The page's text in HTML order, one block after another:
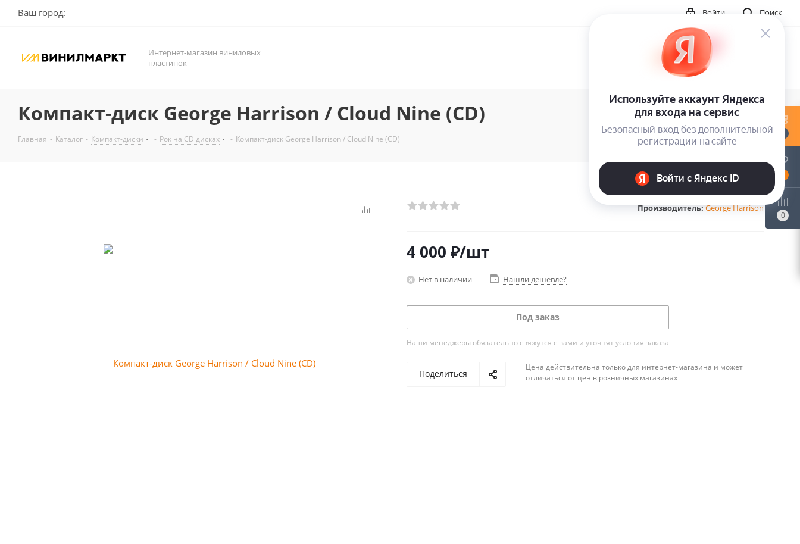
Ваш город: Поиск
Войти
Интернет-магазин виниловых
пластинок
Компакт-диск George Harrison / Cloud Nine (CD)
Главная - Каталог - Компакт-диски - Рок на CD дисках - Компакт-диск George Harrison / Cloud Nine (CD)
Производитель:George Harrison
4 000 ₽/шт
Нет в наличии Нашли дешевле?
Под заказ
Наши менеджеры обязательно свяжутся с вами и уточнят условия заказа
Поделиться
Цена действительна только для интернет-магазина и может
отличаться от цен в розничных магазинах
0
0
0